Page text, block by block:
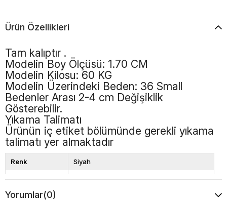
Ürün Özellikleri
Tam kalıptır .
Modelin Boy Ölçüsü: 1.70 CM
Modelin Kilosu: 60 KG
Modelin Üzerindeki Beden: 36 Small
Bedenler Arası 2-4 cm Değişiklik
Gösterebilir.
Yıkama Talimatı
Ürünün iç etiket bölümünde gerekli yıkama
talimatı yer almaktadır
Renk Siyah
Kalıp Bol Kalıp
Boy
Yorumlar(0)